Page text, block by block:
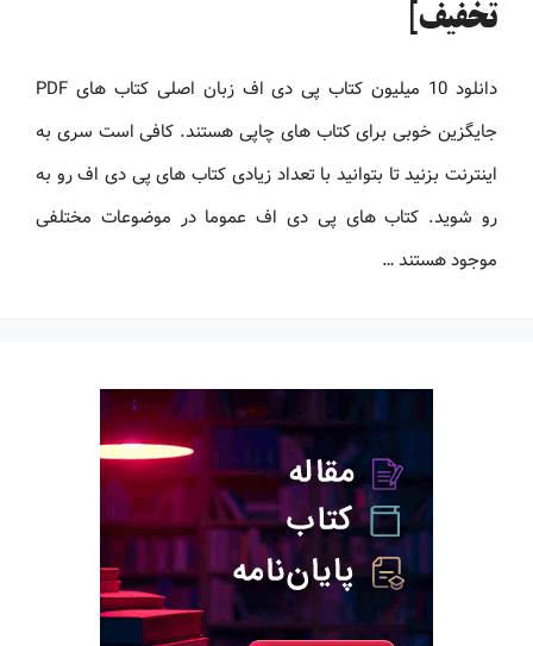
تخفیف]
دانلود 10 میلیون کتاب پی دی اف زبان اصلی کتاب های PDF
جایگزین خوبی برای کتاب های چاپی هستند. کافی است سری به
اینترنت بزنید تا بتوانید با تعداد زیادی کتاب های پی دی اف رو به
رو شوید. کتاب های پی دی اف عموما در موضوعات مختلفی
موجود هستند …